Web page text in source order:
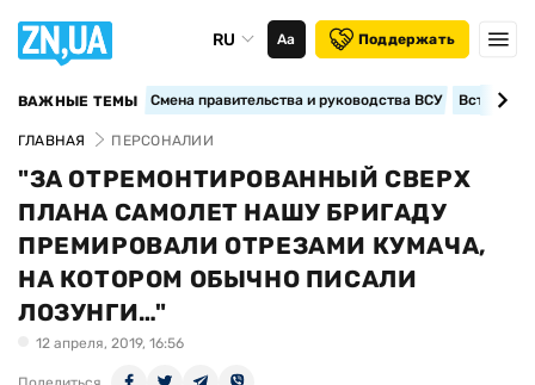
RU Аа Поддержать
ВАЖНЫЕ ТЕМЫ Смена правительства и руководства ВСУ
ГЛАВНАЯ ПЕРСОНАЛИИ
"ЗА ОТРЕМОНТИРОВАННЫЙ СВЕРХ
ПЛАНА САМОЛЕТ НАШУ БРИГАДУ
ПРЕМИРОВАЛИ ОТРЕЗАМИ КУМАЧА,
НА КОТОРОМ ОБЫЧНО ПИСАЛИ
ЛОЗУНГИ…"
12 апреля, 2019, 16:56